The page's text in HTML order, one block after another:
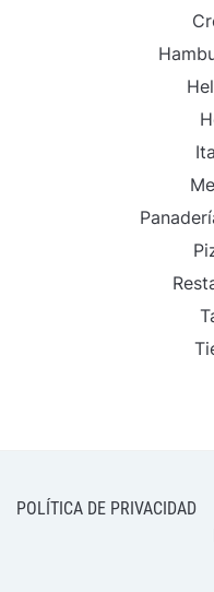
POLÍTICA DE PRIVACIDAD